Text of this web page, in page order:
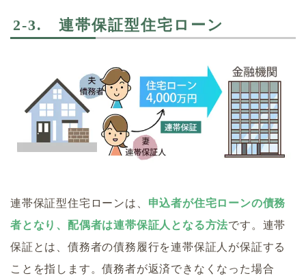
2-3. 連帯保証型住宅ローン
連帯保証型住宅ローンは、 申込者が住宅ローンの債務
者となり、配偶者は連帯保証人となる方法です。連帯
保証とは、債務者の債務履行を連帯保証人が保証する
ことを指します。債務者が返済できなくなった場合